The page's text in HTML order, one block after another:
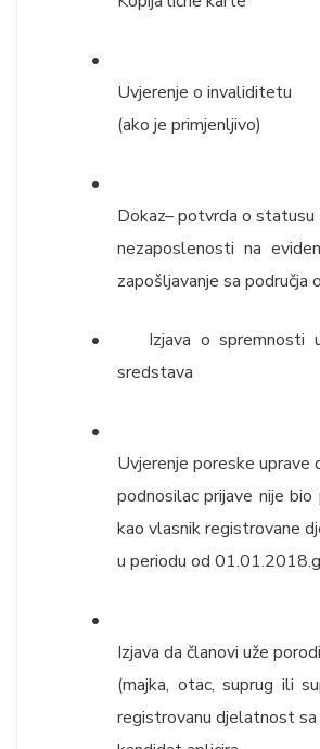
•
Uvjerenje o invaliditetu
(ako je primjenljivo)
•
Dokaz– potvrda o statusu
nezaposlenosti na
zapošljavanje sa područja
•
Izjava o spremnosti
sredstava
•
Uvjerenje poreske uprave
podnosilac prijave nije
kao vlasnik registrovane
u periodu od
•
Izjava da članovi uže
(majka, otac, suprug ili
registrovanu djelatnost sa